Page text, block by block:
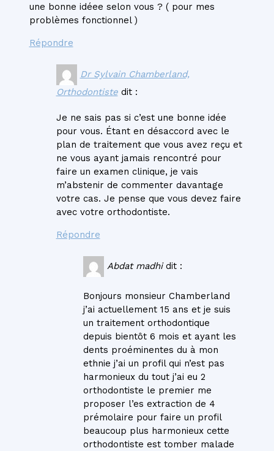
une bonne idéee selon vous ? ( pour mes
problèmes fonctionnel )
Répondre
Dr Sylvain Chamberland,
Orthodontiste dit :
Je ne sais pas si c’est une bonne idée
pour vous. Étant en désaccord avec le
plan de traitement que vous avez reçu et
ne vous ayant jamais rencontré pour
faire un examen clinique, je vais
m’abstenir de commenter davantage
votre cas. Je pense que vous devez faire
avec votre orthodontiste.
Répondre
Abdat madhi dit :
Bonjours monsieur Chamberland
j’ai actuellement 15 ans et je suis
un traitement orthodontique
depuis bientôt 6 mois et ayant les
dents proéminentes du à mon
ethnie j’ai un profil qui n’est pas
harmonieux du tout j’ai eu 2
orthodontiste le premier me
proposer l’es extraction de 4
prémolaire pour faire un profil
beaucoup plus harmonieux cette
orthodontiste est tomber malade